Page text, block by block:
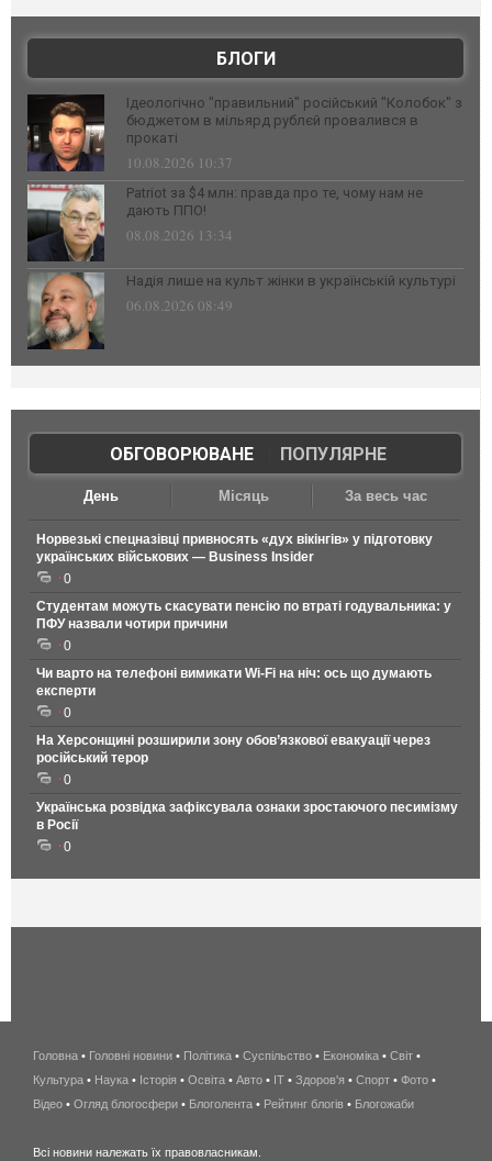
БЛОГИ
Ідеологічно "правильний" російський "Колобок" з
бюджетом в мільярд рублєй провалився в
прокаті
10.08.2026 10:37
Patriot за $4 млн: правда про те, чому нам не
дають ППО!
08.08.2026 13:34
Надія лише на культ жінки в українській культурі
06.08.2026 08:49
ОБГОВОРЮВАНЕ| ПОПУЛЯРНЕ
День Місяць За весь час
Норвезькі спецназівці привносять «дух вікінгів» у підготовку
українських військових — Business Insider
0
Студентам можуть скасувати пенсію по втраті годувальника: у
ПФУ назвали чотири причини
0
Чи варто на телефонi вимикати Wi-Fi на ніч: ось що думають
експерти
0
На Херсонщині розширили зону обов’язкової евакуації через
російський терор
0
Українська розвідка зафіксувала ознаки зростаючого песимізму
в Росії
0
беспроводной
интернет
киев
Головна • Головні новини • Політика • Суспільство • Економіка • Світ •
Культура • Наука • Історія • Освіта • Авто • IT • Здоров'я • Спорт • Фото •
Відео • Огляд блогосфери • Блоголента • Рейтинг блогів • Блогожаби
Всі новини належать їх правовласникам.